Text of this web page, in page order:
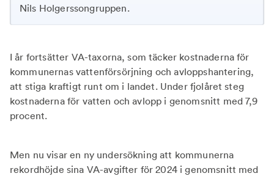
Nils Holgerssongruppen.
I år fortsätter VA-taxorna, som täcker kostnaderna för
kommunernas vattenförsörjning och avloppshantering,
att stiga kraftigt runt om i landet. Under fjolåret steg
kostnaderna för vatten och avlopp i genomsnitt med 7,9
procent.
Men nu visar en ny undersökning att kommunerna
rekordhöjde sina VA-avgifter för 2024 i genomsnitt med